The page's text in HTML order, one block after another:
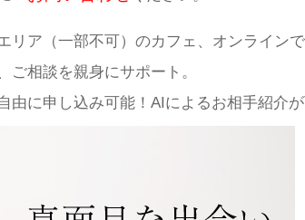
ア（一部不可）のカフェ、オンラインで
相談を親身にサポート。
に申し込み可能！AIによるお相手紹介が